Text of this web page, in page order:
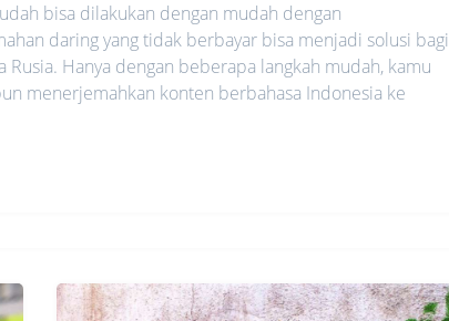
bisa dilakukan dengan mudah dengan
daring yang tidak berbayar bisa menjadi solusi bagi
Hanya dengan beberapa langkah mudah, kamu
menerjemahkan konten berbahasa Indonesia ke